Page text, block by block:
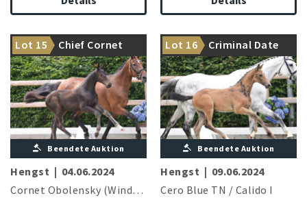
Lot 15 Chief Cornet
Großmutter ist Schwester von
Emerald v.h. Ruytershof
Beendete Auktion
Hengst | 04.06.2024
Cornet Obolensky (Windows v.h.Costersv.)
/ Cayenne van
Lot 16 Criminal Date
Aus dem Stamm 104a von
Contendro I & II
Beendete Auktion
Hengst | 09.06.2024
Cero Blue TN / Calido I